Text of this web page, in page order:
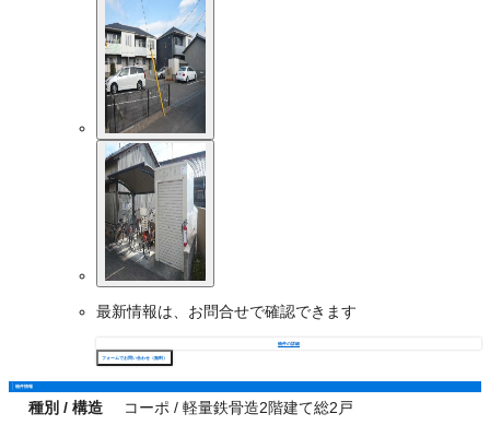
最新情報は、お問合せで確認できます
物件の詳細
フォームでお問い合わせ（無料）
物件情報
種別 / 構造 コーポ / 軽量鉄骨造2階建て総2戸